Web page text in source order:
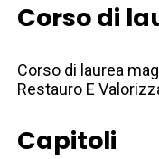
Corso di
Corso di laurea
Restauro E
Capitoli